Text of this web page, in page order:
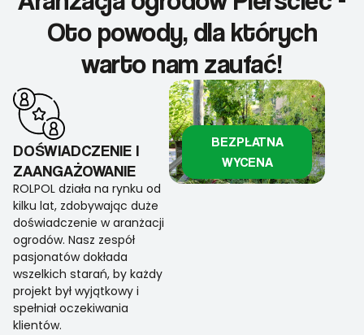
Oto powody, dla których
warto nam zaufać!
DOŚWIADCZENIE I
ZAANGAŻOWANIE
ROLPOL działa na rynku od
kilku lat, zdobywając duże
doświadczenie w aranżacji
ogrodów. Nasz zespół
pasjonatów dokłada
wszelkich starań, by każdy
projekt był wyjątkowy i
spełniał oczekiwania
klientów.
BEZPŁATNA
WYCENA